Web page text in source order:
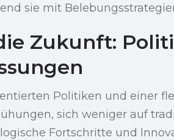
sie mit
Zukunft:
Politiken und einer
sich weniger auf
Fortschritte und